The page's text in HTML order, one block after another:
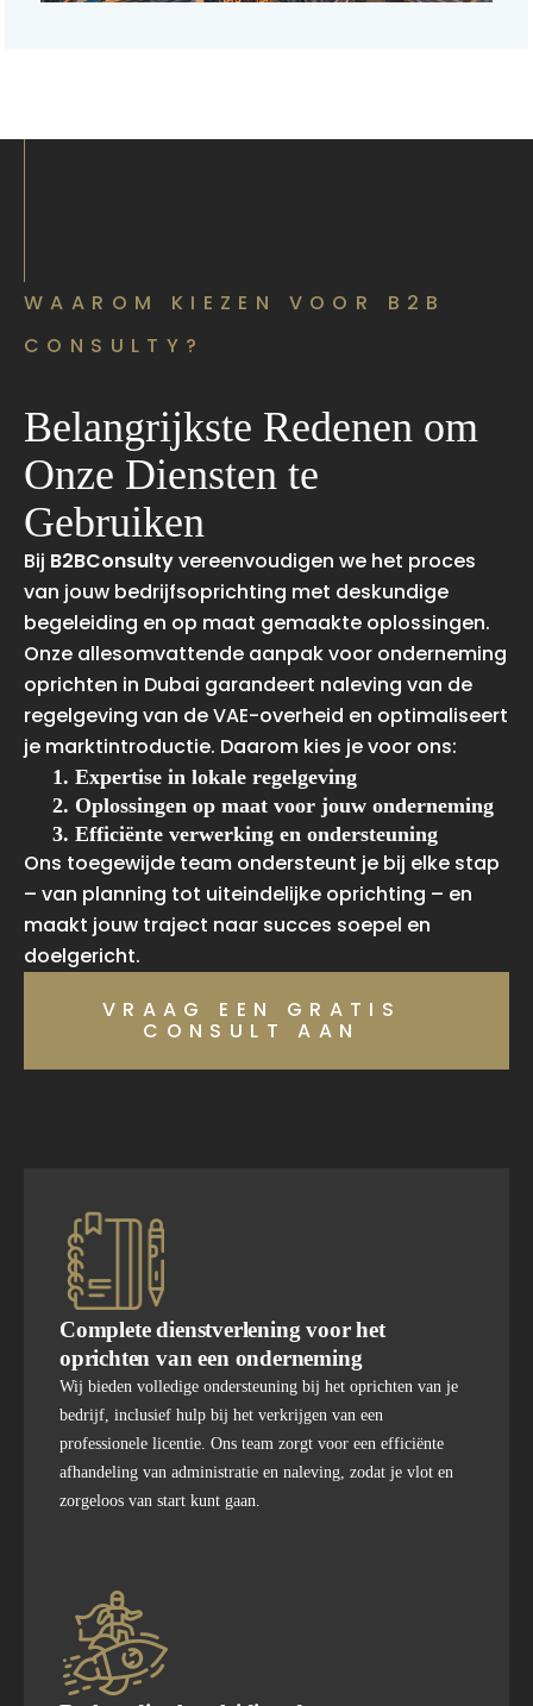
WAAROM KIEZEN VOOR B2B
CONSULTY?
Belangrijkste Redenen om
Onze Diensten te
Gebruiken
Bij B2BConsultyvereenvoudigen we het proces
van jouw bedrijfsoprichting met deskundige
begeleiding en op maat gemaakte oplossingen.
Onze allesomvattende aanpak voor onderneming
oprichten in Dubai garandeert naleving van de
regelgeving van de VAE-overheid en optimaliseert
je marktintroductie. Daarom kies je voor ons:
1. Expertise in lokale regelgeving
2. Oplossingen op maat voor jouw onderneming
3. Efficiënte verwerking en ondersteuning
Ons toegewijde team ondersteunt je bij elke stap
– van planning tot uiteindelijke oprichting – en
maakt jouw traject naar succes soepel en
doelgericht.
VRAAG EEN GRATIS
CONSULT AAN
Complete dienstverlening voor het
oprichten van een onderneming
Wij bieden volledige ondersteuning bij het oprichten van je
bedrijf, inclusief hulp bij het verkrijgen van een
professionele licentie. Ons team zorgt voor een efficiënte
afhandeling van administratie en naleving, zodat je vlot en
zorgeloos van start kunt gaan.